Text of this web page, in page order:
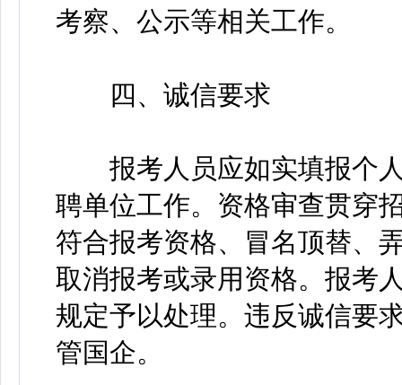
考察、公示等相关工作。
四、诚信要求
报考人员应如实填报个人
聘单位工作。资格审查贯穿
符合报考资格、冒名顶替、
取消报考或录用资格。报考
规定予以处理。违反诚信要
管国企。